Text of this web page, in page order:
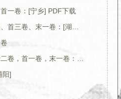
一卷：[宁乡] PDF下载
资阳汪氏六修族谱: 十六卷、首三卷、末一卷：[湖南益阳]
石塘山袁氏六修族谱: 二十二卷，首一卷，末一卷：[湘潭]
阳]